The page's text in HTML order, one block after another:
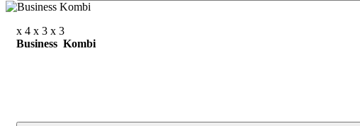
x 4 x 3 x 3
Business Kombi